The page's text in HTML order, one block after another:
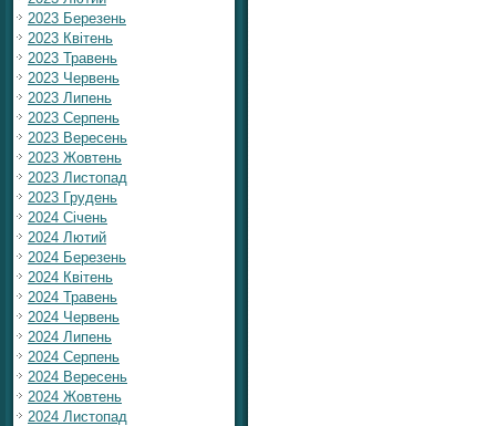
2023 Березень
2023 Квітень
2023 Травень
2023 Червень
2023 Липень
2023 Серпень
2023 Вересень
2023 Жовтень
2023 Листопад
2023 Грудень
2024 Січень
2024 Лютий
2024 Березень
2024 Квітень
2024 Травень
2024 Червень
2024 Липень
2024 Серпень
2024 Вересень
2024 Жовтень
2024 Листопад